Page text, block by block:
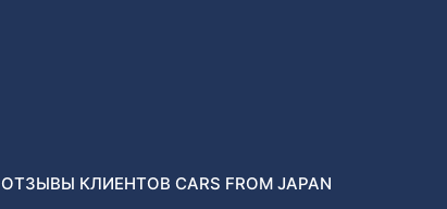
ОТЗЫВЫ КЛИЕНТОВ CARS FROM JAPAN